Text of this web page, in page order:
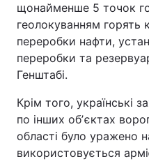
щонайменше 5 точок
геолокуванням горять
переробки нафти,
переробки та
Генштабі.
Крім того, українські
по інших обʼєктах
області було уражено
використовується